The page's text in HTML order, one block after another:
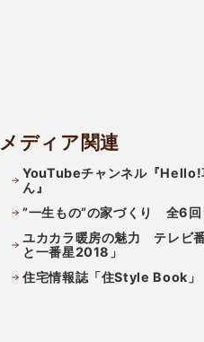
メディア関連
YouTubeチャンネル『Hello!
ん』
”一生もの”の家づくり 全6回
ユカカラ暖房の魅力 テレビ
と一番星2018」
住宅情報誌「住Style Book」